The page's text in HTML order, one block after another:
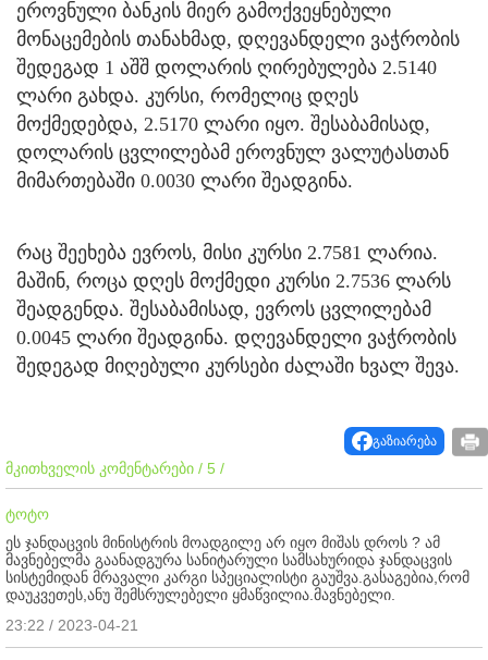
ეროვნული ბანკის მიერ გამოქვეყნებული
მონაცემების თანახმად, დღევანდელი ვაჭრობის
შედეგად 1 აშშ დოლარის ღირებულება 2.5140
ლარი გახდა. კურსი, რომელიც დღეს
მოქმედებდა, 2.5170 ლარი იყო. შესაბამისად,
დოლარის ცვლილებამ ეროვნულ ვალუტასთან
მიმართებაში 0.0030 ლარი შეადგინა.
რაც შეეხება ევროს, მისი კურსი 2.7581 ლარია.
მაშინ, როცა დღეს მოქმედი კურსი 2.7536 ლარს
შეადგენდა. შესაბამისად, ევროს ცვლილებამ
0.0045 ლარი შეადგინა. დღევანდელი ვაჭრობის
შედეგად მიღებული კურსები ძალაში ხვალ შევა.
გაზიარება
მკითხველის კომენტარები / 5 /
ტოტო
ეს ჯანდაცვის მინისტრის მოადგილე არ იყო მიშას დროს ? ამ
მავნებელმა გაანადგურა სანიტარული სამსახურიდა ჯანდაცვის
სისტემიდან მრავალი კარგი სპეციალისტი გაუშვა.გასაგებია,რომ
დაუკვეთეს,ანუ შემსრულებელი ყმაწვილია.მავნებელი.
23:22 / 2023-04-21